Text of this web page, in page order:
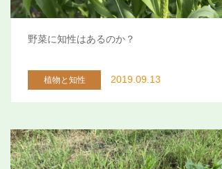
野菜に知性はあるのか？
植物と知性 2019.09.13